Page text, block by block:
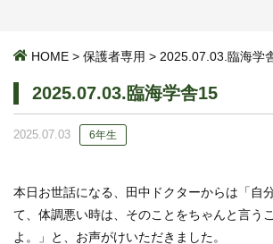
HOME > 保護者専用 > 2025.07.03.臨海学
2025.07.03.臨海学舎15
2025.07.03 6年生
本日お世話になる、田中ドクターからは「自
て、体調悪い時は、そのことをちゃんと言う
よ。」と、お声がけいただきました。